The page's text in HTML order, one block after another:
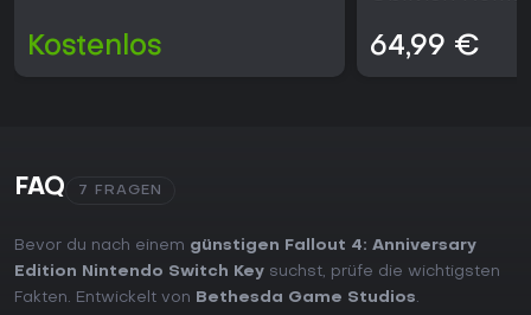
Kostenlos 64,99 €
FAQ 7 FRAGEN
Bevor du nach einem günstigen Fallout 4: Anniversary
Edition Nintendo Switch Key suchst, prüfe die wichtigsten
Fakten. Entwickelt von
Bethesda Game Studios.